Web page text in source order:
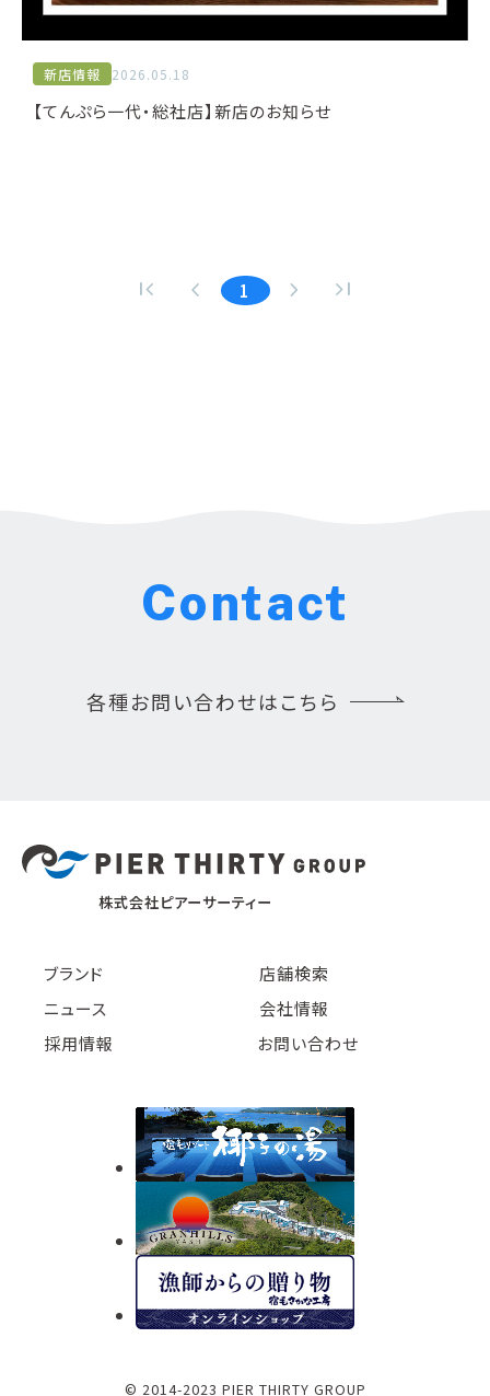
新店情報 2026.05.18
【てんぷら一代・総社店】新店のお知らせ
first_page navigate_before 1 navigate_next last_page
Contact
各種お問い合わせはこちら
株式会社ピアーサーティー
ブランド
店舗検索
ニュース
会社情報
採用情報
お問い合わせ
© 2014-2023 PIER THIRTY GROUP